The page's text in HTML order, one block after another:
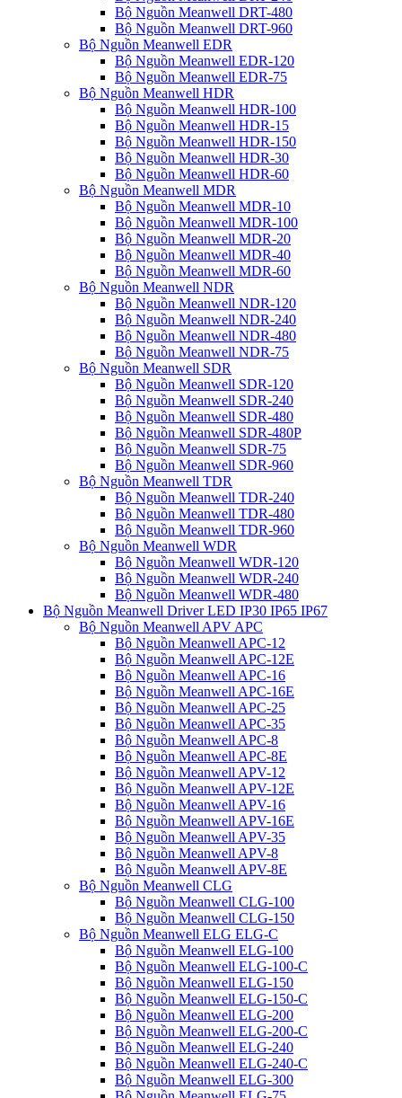
Bộ Nguồn Meanwell DRT-480
Bộ Nguồn Meanwell DRT-960
Bộ Nguồn Meanwell EDR
Bộ Nguồn Meanwell EDR-120
Bộ Nguồn Meanwell EDR-75
Bộ Nguồn Meanwell HDR
Bộ Nguồn Meanwell HDR-100
Bộ Nguồn Meanwell HDR-15
Bộ Nguồn Meanwell HDR-150
Bộ Nguồn Meanwell HDR-30
Bộ Nguồn Meanwell HDR-60
Bộ Nguồn Meanwell MDR
Bộ Nguồn Meanwell MDR-10
Bộ Nguồn Meanwell MDR-100
Bộ Nguồn Meanwell MDR-20
Bộ Nguồn Meanwell MDR-40
Bộ Nguồn Meanwell MDR-60
Bộ Nguồn Meanwell NDR
Bộ Nguồn Meanwell NDR-120
Bộ Nguồn Meanwell NDR-240
Bộ Nguồn Meanwell NDR-480
Bộ Nguồn Meanwell NDR-75
Bộ Nguồn Meanwell SDR
Bộ Nguồn Meanwell SDR-120
Bộ Nguồn Meanwell SDR-240
Bộ Nguồn Meanwell SDR-480
Bộ Nguồn Meanwell SDR-480P
Bộ Nguồn Meanwell SDR-75
Bộ Nguồn Meanwell SDR-960
Bộ Nguồn Meanwell TDR
Bộ Nguồn Meanwell TDR-240
Bộ Nguồn Meanwell TDR-480
Bộ Nguồn Meanwell TDR-960
Bộ Nguồn Meanwell WDR
Bộ Nguồn Meanwell WDR-120
Bộ Nguồn Meanwell WDR-240
Bộ Nguồn Meanwell WDR-480
Bộ Nguồn Meanwell Driver LED IP30 IP65 IP67
Bộ Nguồn Meanwell APV APC
Bộ Nguồn Meanwell APC-12
Bộ Nguồn Meanwell APC-12E
Bộ Nguồn Meanwell APC-16
Bộ Nguồn Meanwell APC-16E
Bộ Nguồn Meanwell APC-25
Bộ Nguồn Meanwell APC-35
Bộ Nguồn Meanwell APC-8
Bộ Nguồn Meanwell APC-8E
Bộ Nguồn Meanwell APV-12
Bộ Nguồn Meanwell APV-12E
Bộ Nguồn Meanwell APV-16
Bộ Nguồn Meanwell APV-16E
Bộ Nguồn Meanwell APV-35
Bộ Nguồn Meanwell APV-8
Bộ Nguồn Meanwell APV-8E
Bộ Nguồn Meanwell CLG
Bộ Nguồn Meanwell CLG-100
Bộ Nguồn Meanwell CLG-150
Bộ Nguồn Meanwell ELG ELG-C
Bộ Nguồn Meanwell ELG-100
Bộ Nguồn Meanwell ELG-100-C
Bộ Nguồn Meanwell ELG-150
Bộ Nguồn Meanwell ELG-150-C
Bộ Nguồn Meanwell ELG-200
Bộ Nguồn Meanwell ELG-200-C
Bộ Nguồn Meanwell ELG-240
Bộ Nguồn Meanwell ELG-240-C
Bộ Nguồn Meanwell ELG-300